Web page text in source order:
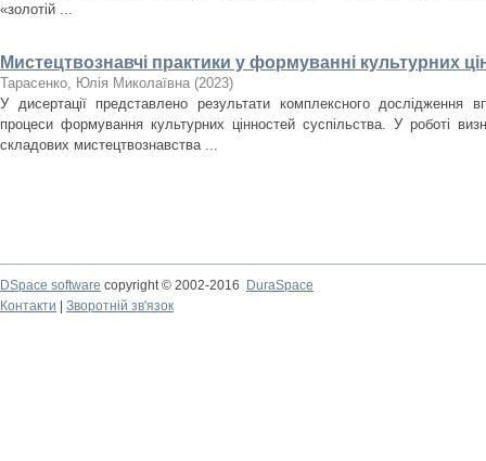
«золотій ...
Мистецтвознавчі практики у формуванні культурних
Тарасенко, Юлія Миколаївна (2023)
У дисертації представлено результати комплексного дослідження
процеси формування культурних цінностей суспільства. У роботі
складових мистецтвознавства ...
DSpace software copyright © 2002-2016
DuraSpace
Контакти
Зворотній зв'язок